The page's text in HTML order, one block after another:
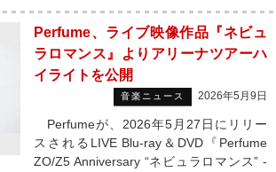
Perfume、ライブ映像作品『ネビュ
ラロマンス』よりアリーナツアーハ
イライトを公開
音楽ニュース 2026年5月9日
Perfumeが、2026年5月27日にリリー
スされるLIVE Blu-ray＆DVD『Perfume
ZO/Z5 Anniversary “ネビュラロマンス” -